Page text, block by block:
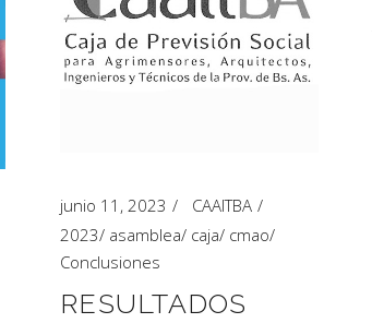
junio 11, 2023
CAAITBA
2023/ asamblea/ caja/ cmao/
Conclusiones
RESULTADOS